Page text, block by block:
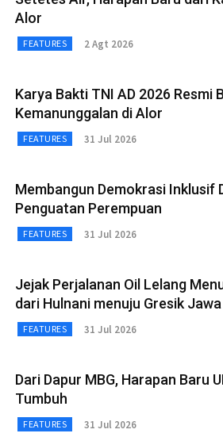
Alor
FEATURES 2 Agt 2026
Karya Bakti TNI AD 2026 Resmi
Kemanunggalan di Alor
FEATURES 31 Jul 2026
Membangun Demokrasi Inklusif
Penguatan Perempuan
FEATURES 31 Jul 2026
Jejak Perjalanan Oil Lelang
dari Hulnani menuju Gresik Jawa
FEATURES 31 Jul 2026
Dari Dapur MBG, Harapan Baru
Tumbuh
FEATURES 31 Jul 2026